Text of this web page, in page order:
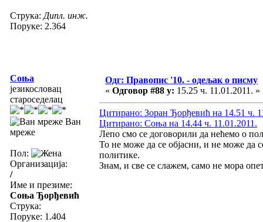
Струка: Дипл. инж.
Поруке: 2.364
Соња
језикословац
староседелац
Ван
мреже
Пол:
Организација:
/
Име и презиме:
Соња Ђорђевић
Струка:
Поруке: 1.404
Одг: Правопис '10. - одељак о писму
« Одговор #88 у: 15.25 ч. 11.01.2011. »
Цитирано: Зоран Ђорђевић на 14.51 ч.
Цитирано: Соња на 14.44 ч. 11.01.2011.
Лепо смо се договорили да нећемо о
То не може да се објасни, и не може да
политике.
Знам, и све се слажем, само не мора